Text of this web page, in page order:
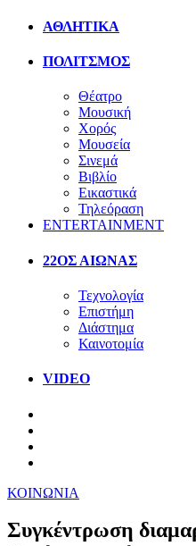
ΑΘΛΗΤΙΚΑ
ΠΟΛΙΤΣΜΟΣ
Θέατρο
Μουσική
Χορός
Μουσεία
Σινεμά
Βιβλίο
Εικαστικά
Τηλεόραση
ENTERTAINMENT
22ΟΣ ΑΙΩΝΑΣ
Τεχνολογία
Επιστήμη
Διάστημα
Καινοτομία
VIDEO
ΚΟΙΝΩΝΙΑ
Συγκέντρωση